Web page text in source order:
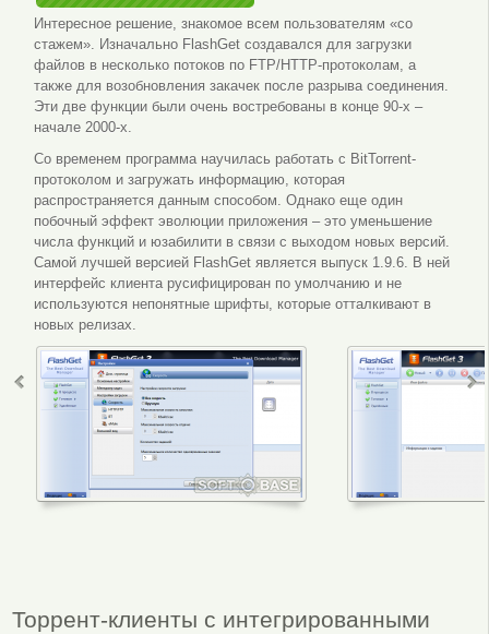
Интересное решение, знакомое всем пользователям «со
стажем». Изначально FlashGet создавался для загрузки
файлов в несколько потоков по FTP/HTTP-протоколам, а
также для возобновления закачек после разрыва соединения.
Эти две функции были очень востребованы в конце 90-х –
начале 2000-х.
Со временем программа научилась работать с BitTorrent-
протоколом и загружать информацию, которая
распространяется данным способом. Однако еще один
побочный эффект эволюции приложения – это уменьшение
числа функций и юзабилити в связи с выходом новых версий.
Самой лучшей версией FlashGet является выпуск 1.9.6. В ней
интерфейс клиента русифицирован по умолчанию и не
используются непонятные шрифты, которые отталкивают в
новых релизах.
Торрент-клиенты с интегрированными